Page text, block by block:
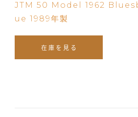
JTM 50 Model 1962
ue 1989年製
在庫を見る